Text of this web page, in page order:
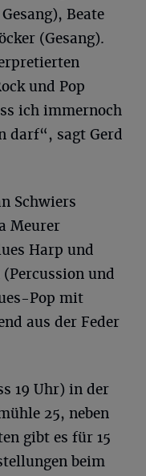
Beate
(Gesang).
und Pop
ich immernoch
darf“, sagt Gerd
Schwiers
Meurer
Harp und
und
Pop mit
aus der Feder
19 Uhr) in der
25, neben
gibt es für 15
beim